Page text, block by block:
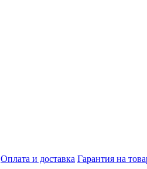
Оплата и доставка Гарантия на